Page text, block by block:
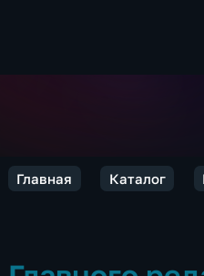
Главная Каталог